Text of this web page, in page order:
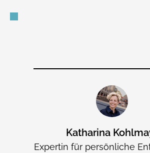
Katharina
Expertin für persönliche